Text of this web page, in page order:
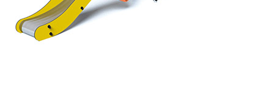
Animale din cauciuc
SPORT SI FITNESS
Skateboarding